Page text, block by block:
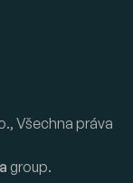
Všechna práva
group.